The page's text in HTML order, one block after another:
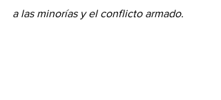
a las minorías y el conflicto armado.